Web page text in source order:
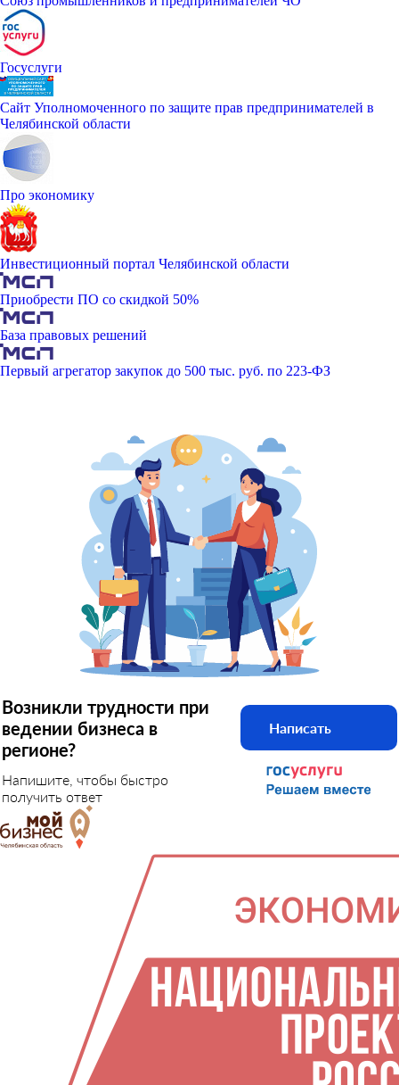
Госуслуги
Сайт Уполномоченного по защите прав предпринимателей в
Челябинской области
Про экономику
Инвестиционный портал Челябинской области
Приобрести ПО со скидкой 50%
База правовых решений
Первый агрегатор закупок до 500 тыс. руб. по 223-ФЗ
Возникли трудности при
ведении бизнеса в
регионе?
Напишите, чтобы быстро
получить ответ
Написать